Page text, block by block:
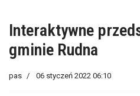
Interaktywne
gminie Rudna
pas 06 styczeń 2022 06:10